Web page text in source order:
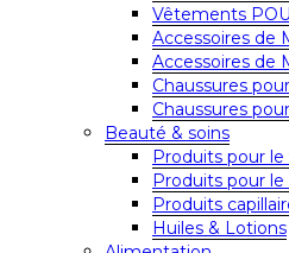
Vêtements
Accessoires de
Accessoires de
Chaussures
Chaussures
Beauté & soins
Produits pour le
Produits pour le
Produits
Huiles & Lotions